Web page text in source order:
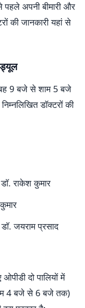
अपनी बीमारी और
की जानकारी यहां से
9 बजे से शाम 5 बजे
डॉक्टरों की
राकेश कुमार
जयराम प्रसाद
दो पालियों में
4 बजे से 6 बजे तक)